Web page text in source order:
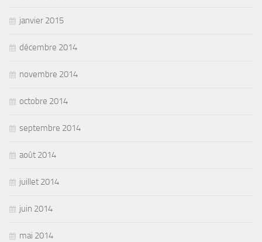
janvier 2015
décembre 2014
novembre 2014
octobre 2014
septembre 2014
août 2014
juillet 2014
juin 2014
mai 2014